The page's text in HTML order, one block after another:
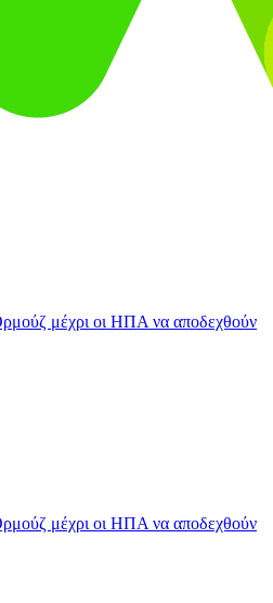
μέχρι οι ΗΠΑ να αποδεχθούν
μέχρι οι ΗΠΑ να αποδεχθούν